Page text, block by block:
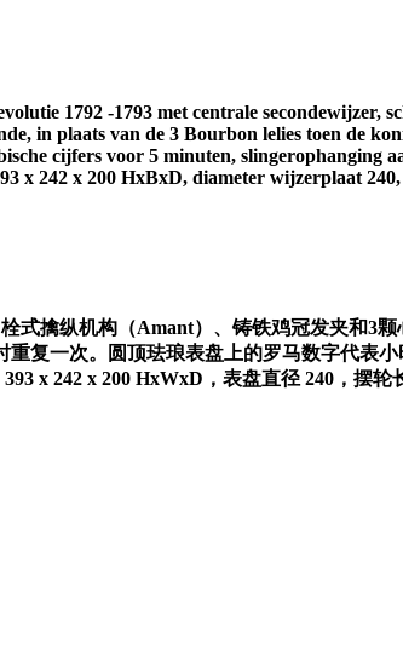
1792 -1793 met centrale secondewijzer,
in plaats van de 3 Bourbon lelies toen de
cijfers voor 5 minuten, slingerophanging
x 242 x 200 HxBxD, diameter wijzerplaat
式擒纵机构（Amant）、铸铁鸡冠发夹和3颗
复一次。圆顶珐琅表盘上的罗马数字代表
393 x 242 x 200 HxWxD ，表盘直径 240 ，摆轮